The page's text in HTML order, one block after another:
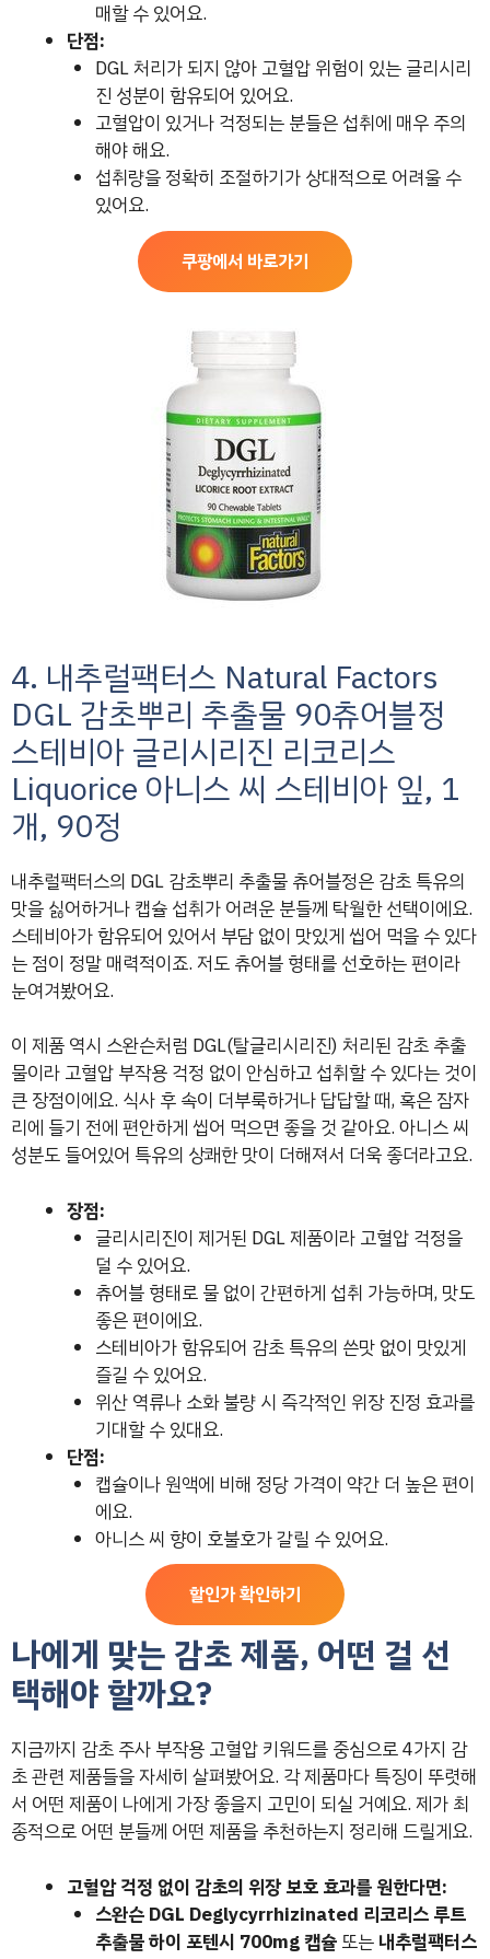
매할 수 있어요.
단점:
DGL 처리가 되지 않아 고혈압 위험이 있는 글리시리
진 성분이 함유되어 있어요.
고혈압이 있거나 걱정되는 분들은 섭취에 매우 주의
해야 해요.
섭취량을 정확히 조절하기가 상대적으로 어려울 수
있어요.
쿠팡에서 바로가기
4. 내추럴팩터스 Natural Factors
DGL 감초뿌리 추출물 90츄어블정
스테비아 글리시리진 리코리스
Liquorice 아니스 씨 스테비아 잎, 1
개, 90정
내추럴팩터스의 DGL 감초뿌리 추출물 츄어블정은 감초 특유의
맛을 싫어하거나 캡슐 섭취가 어려운 분들께 탁월한 선택이에요.
스테비아가 함유되어 있어서 부담 없이 맛있게 씹어 먹을 수 있다
는 점이 정말 매력적이죠. 저도 츄어블 형태를 선호하는 편이라
눈여겨봤어요.
이 제품 역시 스완슨처럼 DGL(탈글리시리진) 처리된 감초 추출
물이라 고혈압 부작용 걱정 없이 안심하고 섭취할 수 있다는 것이
큰 장점이에요. 식사 후 속이 더부룩하거나 답답할 때, 혹은 잠자
리에 들기 전에 편안하게 씹어 먹으면 좋을 것 같아요. 아니스 씨
성분도 들어있어 특유의 상쾌한 맛이 더해져서 더욱 좋더라고요.
장점:
글리시리진이 제거된 DGL 제품이라 고혈압 걱정을
덜 수 있어요.
츄어블 형태로 물 없이 간편하게 섭취 가능하며, 맛도
좋은 편이에요.
스테비아가 함유되어 감초 특유의 쓴맛 없이 맛있게
즐길 수 있어요.
위산 역류나 소화 불량 시 즉각적인 위장 진정 효과를
기대할 수 있대요.
단점:
캡슐이나 원액에 비해 정당 가격이 약간 더 높은 편이
에요.
아니스 씨 향이 호불호가 갈릴 수 있어요.
할인가 확인하기
나에게 맞는 감초 제품, 어떤 걸 선
택해야 할까요?
지금까지 감초 주사 부작용 고혈압 키워드를 중심으로 4가지 감
초 관련 제품들을 자세히 살펴봤어요. 각 제품마다 특징이 뚜렷해
서 어떤 제품이 나에게 가장 좋을지 고민이 되실 거예요. 제가 최
종적으로 어떤 분들께 어떤 제품을 추천하는지 정리해 드릴게요.
고혈압 걱정 없이 감초의 위장 보호 효과를 원한다면:
스완슨 DGL Deglycyrrhizinated 리코리스 루트
추출물 하이 포텐시 700mg 캡슐또는 내추럴팩터스